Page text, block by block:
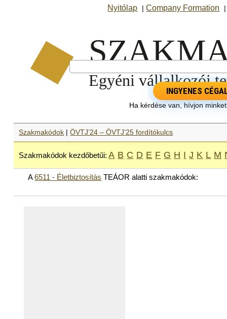
Nyitólap |Company Formation
INGYENES
Ha kérdése van, hívjon
Szakmakódok |ÖVTJ’24 – ÖVTJ’25 fordítókulcs
Szakmakódok kezdőbetűi: A B C D E F G H I J K L M
A6511 - Életbiztosítás TEÁOR alatti szakmakódok: